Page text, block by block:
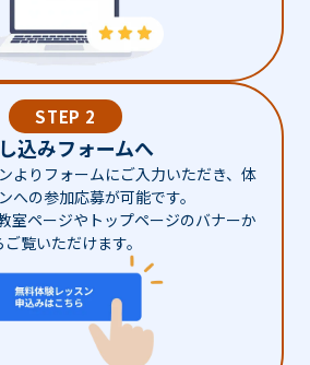
STEP 2
込みフォームへ
よりフォームにご入力いただき、体
への参加応募が可能です。
室ページやトップページのバナーか
ご覧いただけます。